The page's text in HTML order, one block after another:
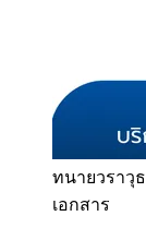
ทนายวราวุธ
เอกสาร